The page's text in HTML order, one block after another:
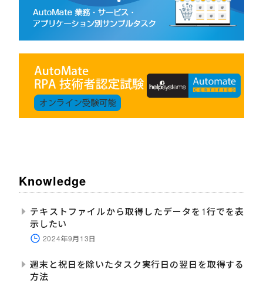
Knowledge
テキストファイルから取得したデータを1行でを表
示したい
2024年9月13日
週末と祝日を除いたタスク実行日の翌日を取得する
方法